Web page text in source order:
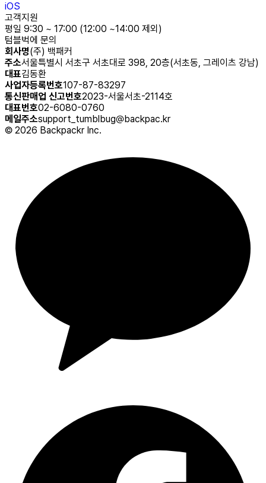
iOS
고객지원
평일 9:30 ~ 17:00 (12:00 ~14:00 제외)
텀블벅에 문의
회사명(주) 백패커
주소서울특별시 서초구 서초대로 398, 20층(서초동, 그레이츠 강남)
대표김동환
사업자등록번호107-87-83297
통신판매업 신고번호2023-서울서초-2114호
대표번호02-6080-0760
메일주소support_tumblbug@backpac.kr
© 2026 Backpackr Inc.